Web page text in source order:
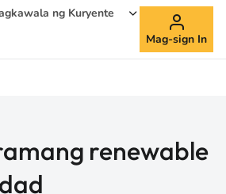
ng Kuryente
Mag-sign In
renewable